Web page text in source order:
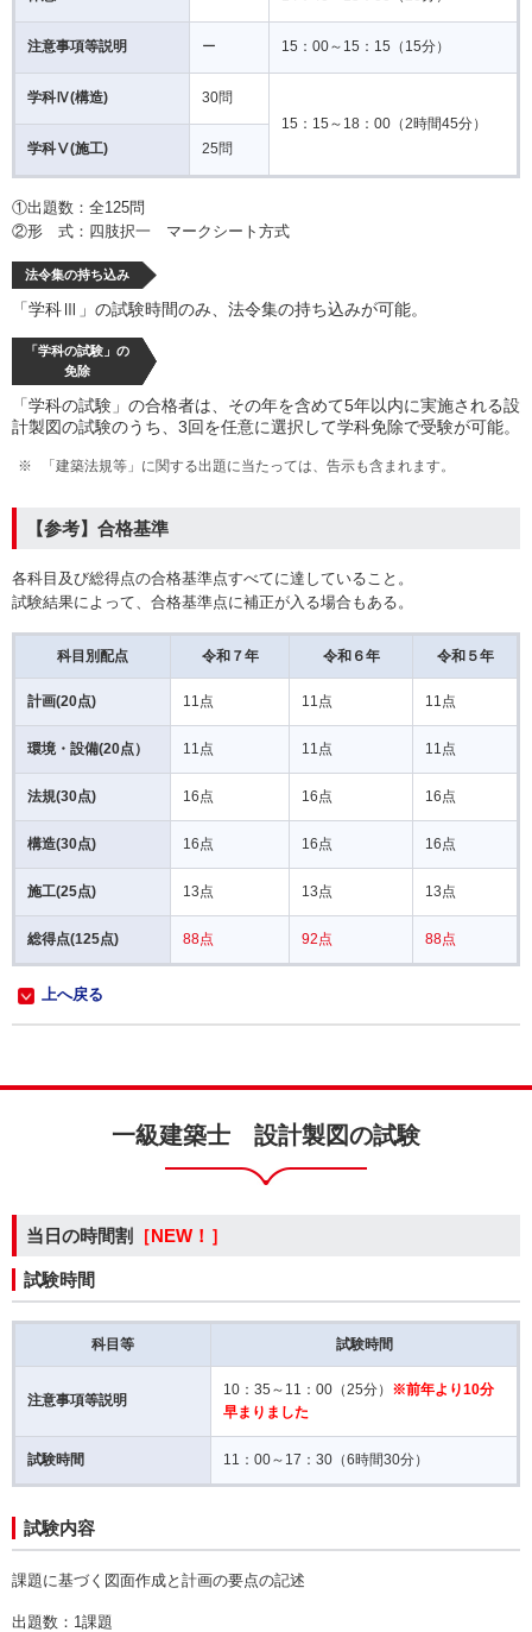
注意事項等説明 ー 15：00～15：15（15分）
学科Ⅳ(構造)
30問
15：15～18：00（2時間45分）
学科Ⅴ(施工)
25問
①出題数：全125問
②形 式：四肢択一 マークシート方式
法令集の持ち込み
「学科Ⅲ」の試験時間のみ、法令集の持ち込みが可能。
「学科の試験」の
免除
「学科の試験」の合格者は、その年を含めて5年以内に実施される設
計製図の試験のうち、3回を任意に選択して学科免除で受験が可能。
「建築法規等」に関する出題に当たっては、告示も含まれます。
【参考】合格基準
各科目及び総得点の合格基準点すべてに達していること。
試験結果によって、合格基準点に補正が入る場合もある。
科目別配点 令和７年 令和６年 令和５年
計画(20点) 11点 11点 11点
環境・設備(20点） 11点 11点 11点
法規(30点) 16点 16点 16点
構造(30点) 16点 16点 16点
施工(25点) 13点 13点 13点
総得点(125点) 88点 92点 88点
上へ戻る
一級建築士 設計製図の試験
当日の時間割 ［NEW！］
試験時間
科目等 試験時間
注意事項等説明
10：35～11：00（25分） ※前年より10分
早まりました
試験時間 11：00～17：30（6時間30分）
試験内容
課題に基づく図面作成と計画の要点の記述
出題数：1課題